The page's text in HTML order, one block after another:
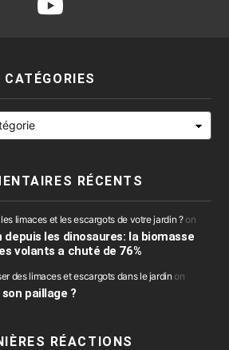
CATÉGORIES
RÉCENTS
limaces et les escargots de votre jardin ?on
les dinosaures: la biomasse
volants a chuté de 76%
des limaces et escargots dans le jardin on
paillage ?
RÉACTIONS